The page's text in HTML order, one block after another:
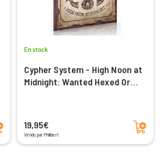
En stock
Cypher System - High Noon at
Midnight: Wanted Hexed Or
19,95€
Vendu par Philibert
Ajouter au panier